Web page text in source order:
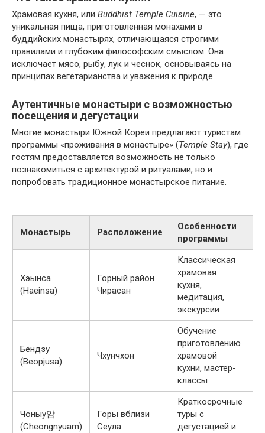
Храмовая кухня, или Buddhist Temple Cuisine, — это
уникальная пища, приготовленная монахами в
буддийских монастырях, отличающаяся строгими
правилами и глубоким философским смыслом. Она
исключает мясо, рыбу, лук и чеснок, основываясь на
принципах вегетарианства и уважения к природе.
Аутентичные монастыри с возможностью
посещения и дегустации
Многие монастыри Южной Кореи предлагают туристам
программы «проживания в монастыре» (Temple Stay), где
гостям предоставляется возможность не только
познакомиться с архитектурой и ритуалами, но и
попробовать традиционное монастырское питание.
Монастырь Расположение
Особенности
программы
Хэынса
(Haeinsa)
Горный район
Чирасан
Классическая
храмовая
кухня,
медитация,
экскурсии
Бёндзу
(Beopjusa)
Чхунчхон
Обучение
приготовлению
храмовой
кухни, мастер-
классы
Чоныу암
(Cheongnyuam)
Горы вблизи
Сеула
Краткосрочные
туры с
дегустацией и